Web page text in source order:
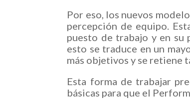
Por eso, los nuevos
percepción de equipo.
puesto de trabajo y en su
esto se traduce en un
más objetivos y se retiene
Esta forma de trabajar
básicas para que el